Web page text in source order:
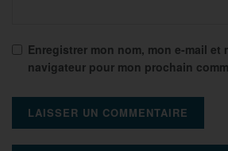
Enregistrer mon nom, mon e-mail et
navigateur pour mon prochain